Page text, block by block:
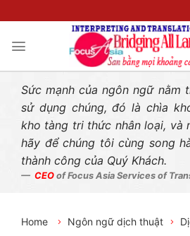
Sức mạnh của ngôn ngữ nằm
sử dụng chúng, đó là chìa
kho tàng tri thức nhân loại, và
hãy để chúng tôi cùng song
thành công của Quý Khách.
CEO of Focus Asia Services of
Home Ngôn ngữ dịch thuật